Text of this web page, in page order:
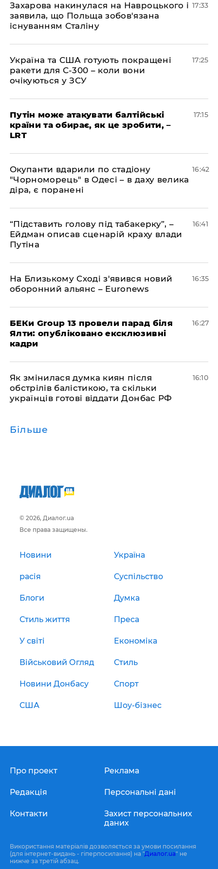
​Захарова накинулася на Навроцького і
заявила, що Польща зобов'язана
існуванням Сталіну
17:33
​Україна та США готують покращені
ракети для С-300 – коли вони
очікуються у ЗСУ
17:25
​Путін може атакувати балтійські
країни та обирає, як це зробити, –
LRT
17:15
​Окупанти вдарили по стадіону
"Чорноморець" в Одесі – в даху велика
діра, є поранені
16:42
​“Підставить голову під табакерку”, –
Ейдман описав сценарій краху влади
Путіна
16:41
На Близькому Сході з'явився новий
оборонний альянс – Euronews
16:35
БЕКи Group 13 провели парад біля
Ялти: опубліковано ексклюзивні
кадри
16:27
Як змінилася думка киян після
обстрілів балістикою, та скільки
українців готові віддати Донбас РФ
16:10
Більше
© 2026, Диалог.ua
Все права защищены.
Новини Україна
расія Суспільство
Блоги Думка
Стиль життя Преса
У світі Економіка
Військовий Огляд Стиль
Новини Донбасу Спорт
США Шоу-бізнес
Про проект
Редакція
Контакти
Реклама
Персональні дані
Захист персональних
даних
Використання матеріалів дозволяється за умови посилання
(для інтернет-видань - гіперпосилання) на "Диалог.ua" не
нижче за третій абзац.